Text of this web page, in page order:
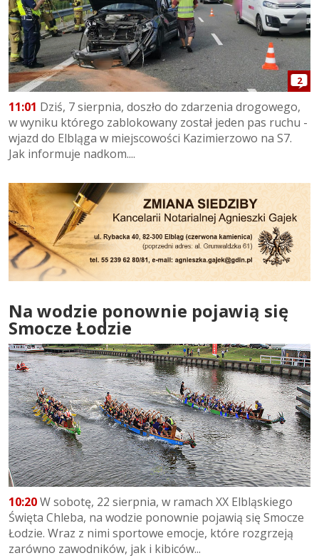
2
11:01 Dziś, 7 sierpnia, doszło do zdarzenia drogowego,
w wyniku którego zablokowany został jeden pas ruchu -
wjazd do Elbląga w miejscowości Kazimierzowo na S7.
Jak informuje nadkom....
Na wodzie ponownie pojawią się
Smocze Łodzie
10:20W sobotę, 22 sierpnia, w ramach XX Elbląskiego
Święta Chleba, na wodzie ponownie pojawią się Smocze
Łodzie. Wraz z nimi sportowe emocje, które rozgrzeją
zarówno zawodników, jak i kibiców...